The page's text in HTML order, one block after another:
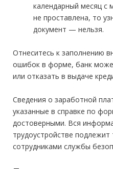
календарный месяц с
не проставлена, то
документ — нельзя.
Отнеситесь к заполнению
ошибок в форме, банк
или отказать в выдаче
Сведения о заработной
указанные в справке по
достоверными. Вся
трудоустройстве
сотрудниками службы